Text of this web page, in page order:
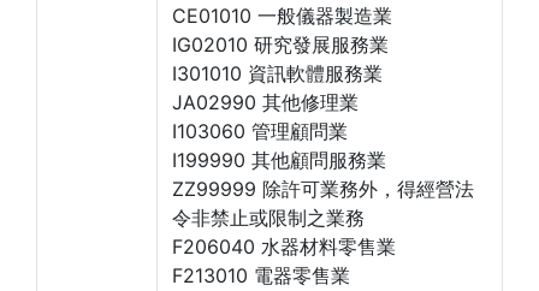
CE01010 一般儀器製造業
IG02010 研究發展服務業
I301010 資訊軟體服務業
JA02990 其他修理業
I103060 管理顧問業
I199990 其他顧問服務業
ZZ99999 除許可業務外，得經營法
令非禁止或限制之業務
F206040 水器材料零售業
F213010 電器零售業